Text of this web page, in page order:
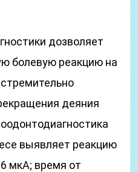
дозволяет
болевую реакцию на
деяния
выявляет реакцию
мкА; время от